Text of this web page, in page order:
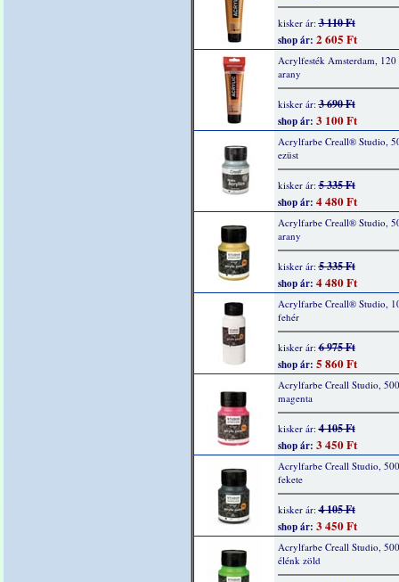
kisker ár:3 110 Ft
shop ár: 2 605 Ft
Acrylfesték Amsterdam, 120
arany
kisker ár:3 690 Ft
shop ár: 3 100 Ft
Acrylfarbe Creall® Studio,
ezüst
kisker ár:5 335 Ft
shop ár: 4 480 Ft
Acrylfarbe Creall® Studio,
arany
kisker ár:5 335 Ft
shop ár: 4 480 Ft
Acrylfarbe Creall® Studio,
fehér
kisker ár:6 975 Ft
shop ár: 5 860 Ft
Acrylfarbe Creall Studio,
magenta
kisker ár:4 105 Ft
shop ár: 3 450 Ft
Acrylfarbe Creall Studio,
fekete
kisker ár:4 105 Ft
shop ár: 3 450 Ft
Acrylfarbe Creall Studio,
élénk zöld